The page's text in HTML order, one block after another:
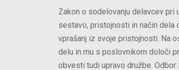
Zakon o sodelovanju delavcev pri
sestavo, pristojnosti in način dela
vprašanj iz svoje pristojnosti. Na
delu in mu s poslovnikom določi
obvesti tudi upravo družbe.